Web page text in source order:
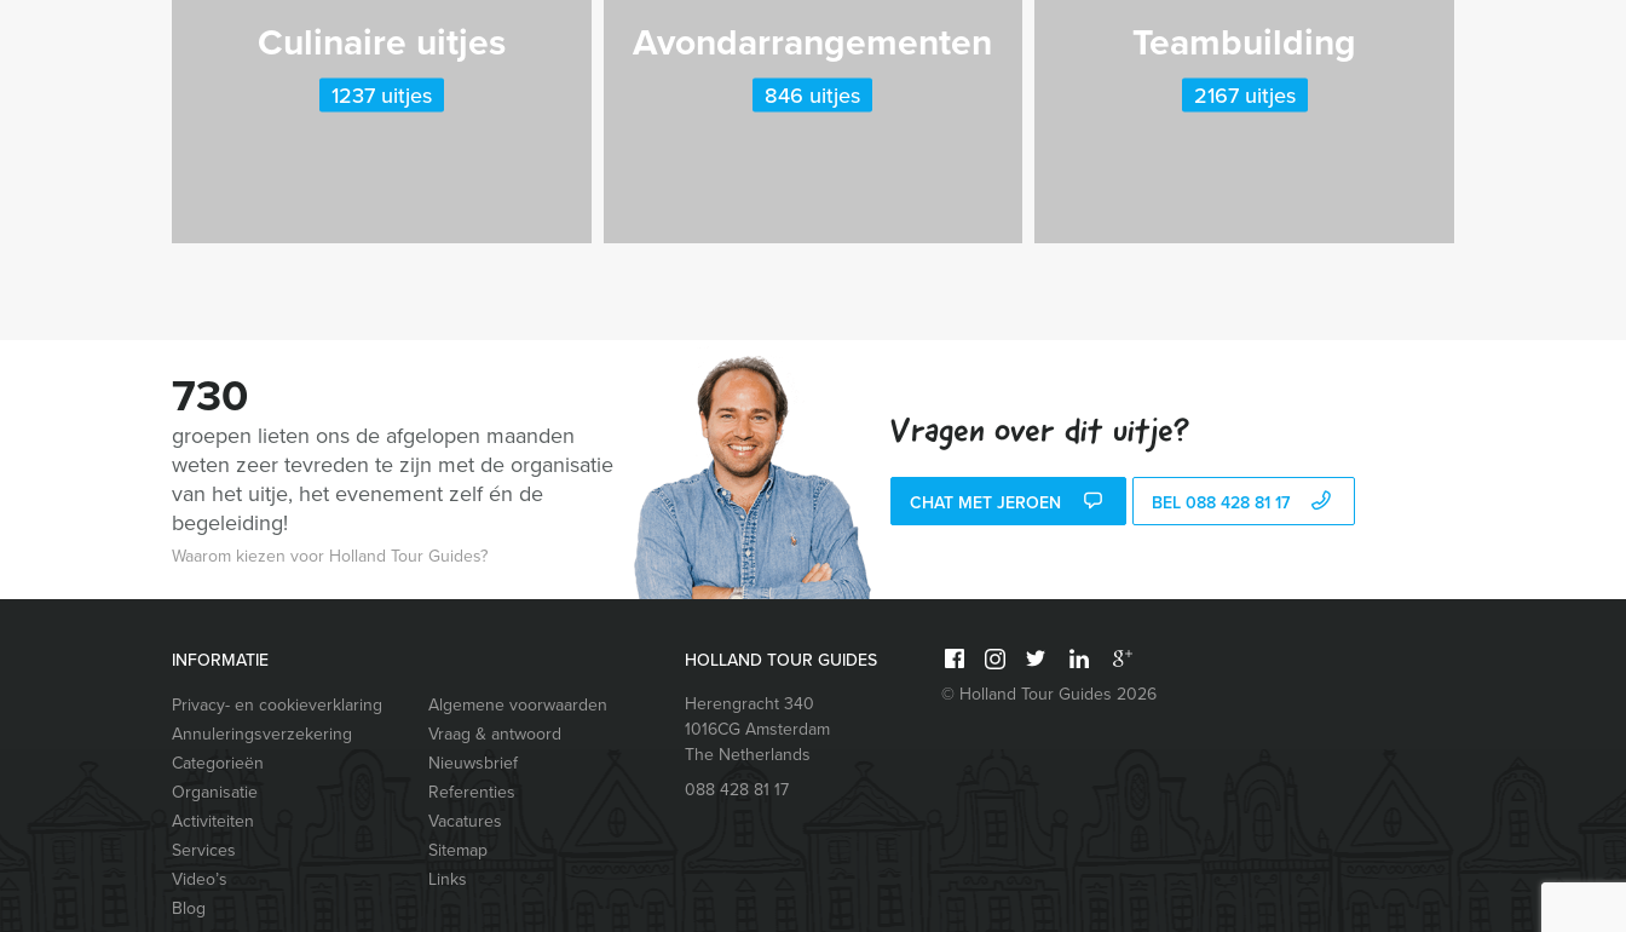
Culinaire uitjes
1237 uitjes
Avondarrangementen
846 uitjes
Teambuilding
2167 uitjes
730
groepen lieten ons de afgelopen maanden
weten zeer tevreden te zijn met de organisatie
van het uitje, het evenement zelf én de
begeleiding!
Waarom kiezen voor Holland Tour Guides?
Vragen over dit uitje?
CHAT MET JEROEN BEL 088 428 81 17
INFORMATIE
Privacy- en cookieverklaring
Algemene voorwaarden
Annuleringsverzekering
Vraag & antwoord
Categorieën
Nieuwsbrief
Organisatie
Referenties
Activiteiten
Vacatures
Services
Sitemap
Video’s
Links
Blog
HOLLAND TOUR GUIDES
Herengracht 340
1016CG Amsterdam
The Netherlands
088 428 81 17
© Holland Tour Guides 2026